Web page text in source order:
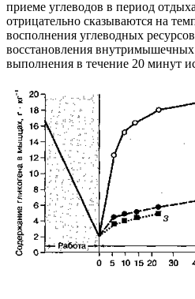
приеме углеводов в период
отрицательно сказываются на
восполнения углеводных
восстановления
выполнения в течение 20 минут